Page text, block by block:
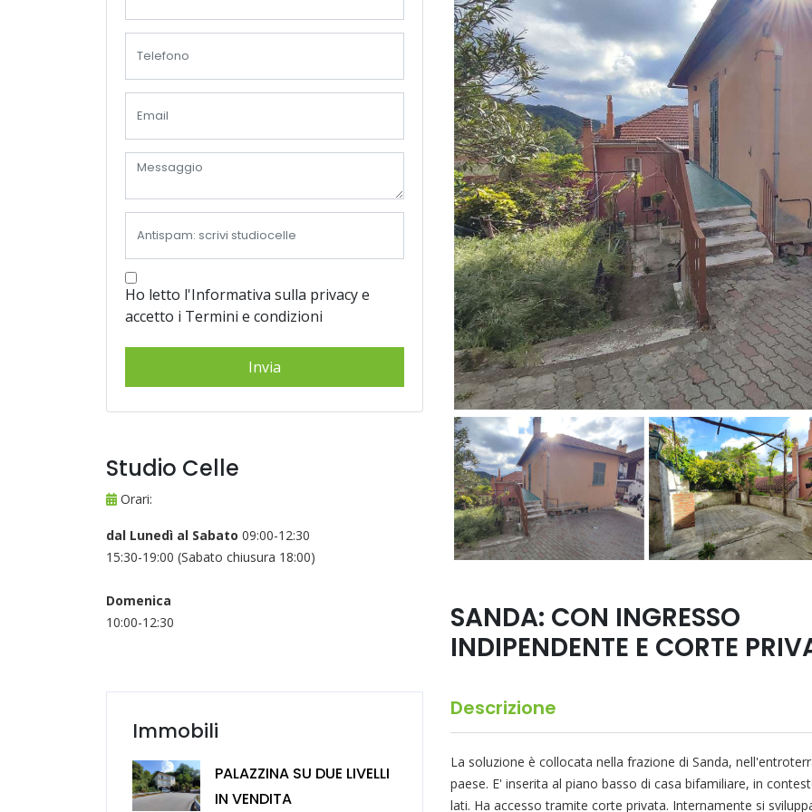
Ho letto l'Informativa sulla privacy e
accetto i Termini e condizioni
Studio Celle
Orari:
dal Lunedì al Sabato 09:00-12:30
15:30-19:00 (Sabato chiusura 18:00)
Domenica
10:00-12:30
Immobili
PALAZZINA SU DUE LIVELLI
IN VENDITA
SANDA: CON INGRESSO
INDIPENDENTE E CORTE
Descrizione
La soluzione è collocata nella frazione di Sanda,
paese. E' inserita al piano basso di casa bifamiliare, in
lati. Ha accesso tramite corte privata. Internamente si